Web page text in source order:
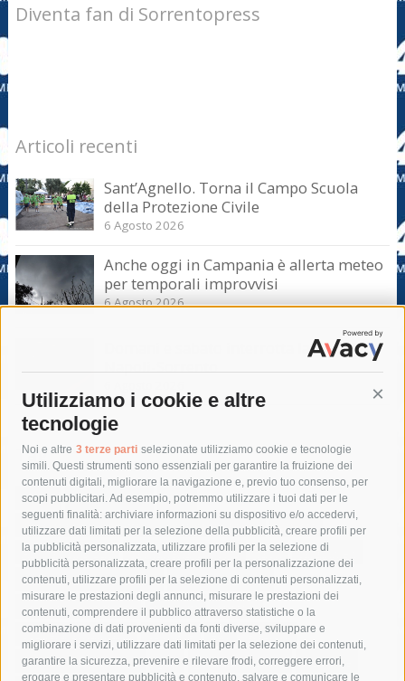
Utilizziamo i cookie e altre
tecnologie
Noi e altre 3 terze parti selezionate utilizziamo cookie e tecnologie
simili. Questi strumenti sono essenziali per garantire la fruizione dei
contenuti digitali, migliorare la navigazione e, previo tuo consenso, per
scopi pubblicitari. Ad esempio, potremmo utilizzare i tuoi dati per le
seguenti finalità: archiviare informazioni su dispositivo e/o accedervi,
utilizzare dati limitati per la selezione della pubblicità, creare profili per
la pubblicità personalizzata, utilizzare profili per la selezione di
pubblicità personalizzata, creare profili per la personalizzazione dei
contenuti, utilizzare profili per la selezione di contenuti personalizzati,
misurare le prestazioni degli annunci, misurare le prestazioni dei
contenuti, comprendere il pubblico attraverso statistiche o la
combinazione di dati provenienti da fonti diverse, sviluppare e
migliorare i servizi, utilizzare dati limitati per la selezione dei contenuti,
garantire la sicurezza, prevenire e rilevare frodi, correggere errori,
erogare e presentare pubblicità e contenuto, salvare e comunicare le
Diventa fan di Sorrentopress
Articoli recenti
Sant’Agnello. Torna il Campo Scuola
della Protezione Civile
6 Agosto 2026
Anche oggi in Campania è allerta meteo
per temporali improvvisi
6 Agosto 2026
Domani e sabato interrotta la linea Eav
Tag
acqua allerta meteo
anas
area marina protetta di punta campanella
arresto
Asl Napoli 3 sud
capitaneria di porto capri
carabinieri
castellammare di stabia
circumvesuviana
comune di sorrento
concerto
contagi
costiera amalfitana
covid-19 eav
elezioni
fondazione sorrento
gori guardia costiera
incidente